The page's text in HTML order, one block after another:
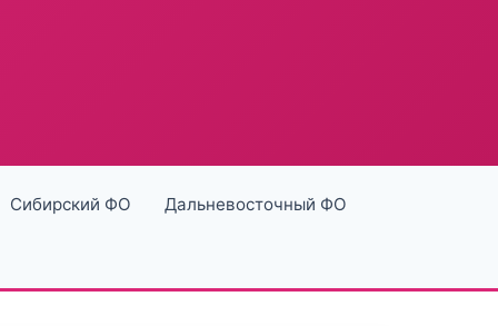
Сибирский ФО Дальневосточный ФО